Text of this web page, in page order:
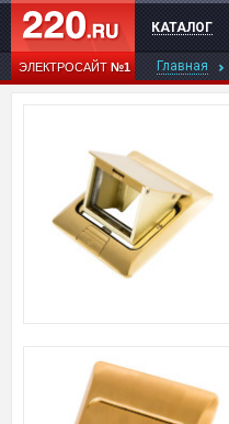
ЭЛЕКТРОСАЙТ№1
КАТАЛОГ
Главная